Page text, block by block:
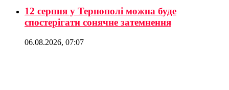
12 серпня у Тернополі можна буде
спостерігати сонячне затемнення
06.08.2026, 07:07